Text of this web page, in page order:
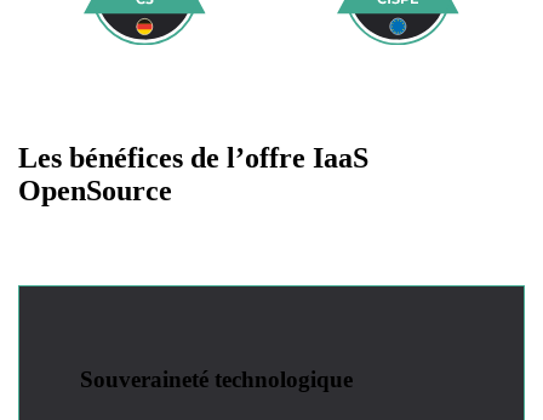
Les bénéfices de l’offre IaaS
OpenSource
Souveraineté technologique